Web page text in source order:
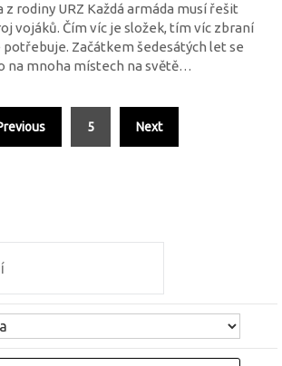
z rodiny URZ Každá armáda musí řešit
vojáků. Čím víc je složek, tím víc zbraní
Začátkem šedesátých let se
na mnoha místech na světě…
5 Next